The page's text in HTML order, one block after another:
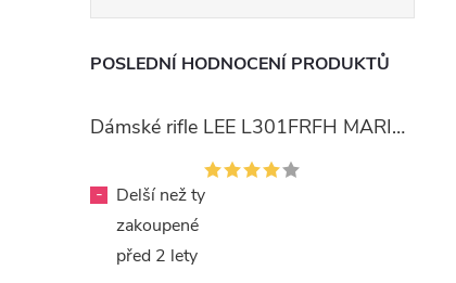
POSLEDNÍ HODNOCENÍ PRODUKTŮ
Dámské rifle LEE L301FRFH MARION STRAIGHT RINSE
-
Delší než ty
zakoupené
před 2 lety